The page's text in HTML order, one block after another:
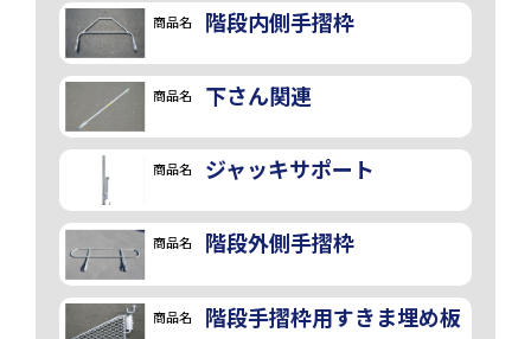
商品名 階段内側手摺枠
商品名 下さん関連
商品名 ジャッキサポート
商品名 階段外側手摺枠
商品名 階段手摺枠用すきま埋め板